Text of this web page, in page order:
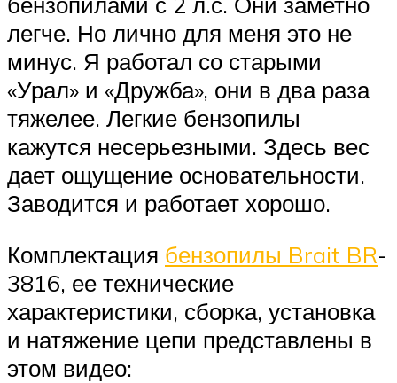
легче. Но лично для меня это не
минус. Я работал со старыми
«Урал» и «Дружба», они в два раза
тяжелее. Легкие бензопилы
кажутся несерьезными. Здесь вес
дает ощущение основательности.
Заводится и работает хорошо.
Комплектация бензопилы Brait BR-
3816, ее технические
характеристики, сборка, установка
и натяжение цепи представлены в
этом видео: